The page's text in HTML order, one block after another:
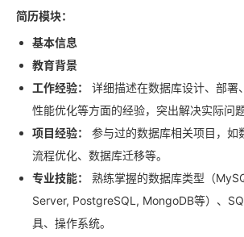
简历模块：
基本信息
教育背景
工作经验：
详细描述在数据库设计、部署
性能优化等方面的经验，突出解决实际问题
项目经验：
参与过的数据库相关项目，如
流程优化、数据库迁移等。
专业技能：
熟练掌握的数据库类型（
Server, PostgreSQL, MongoDB等）、
具、操作系统。